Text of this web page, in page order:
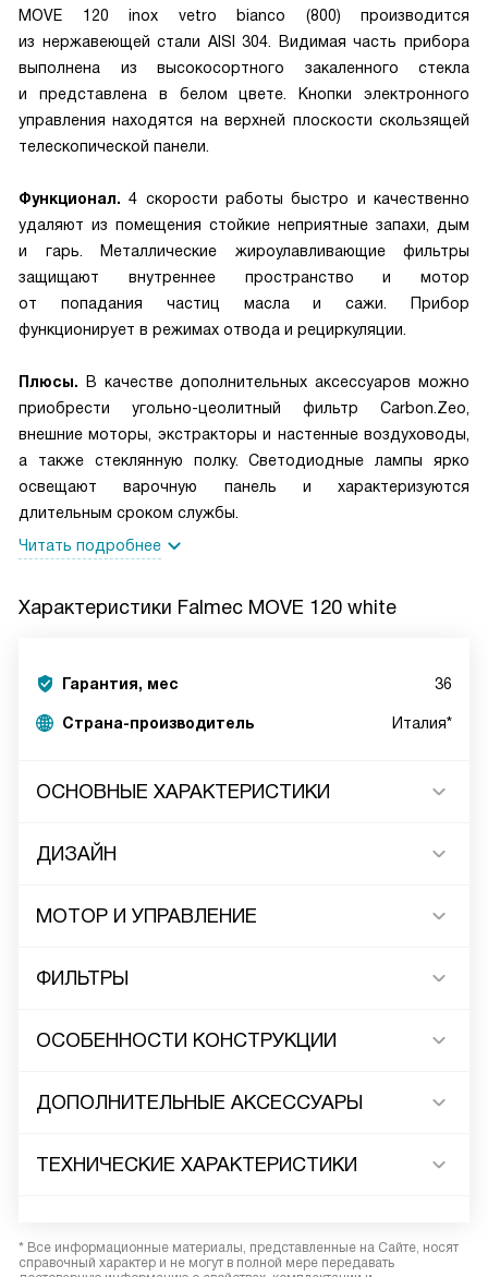
MOVE 120 inox vetro bianco (800) производится
из нержавеющей стали AISI 304. Видимая часть прибора
выполнена из высокосортного закаленного стекла
и представлена в белом цвете. Кнопки электронного
управления находятся на верхней плоскости скользящей
телескопической панели.
Функционал. 4 скорости работы быстро и качественно
удаляют из помещения стойкие неприятные запахи, дым
и гарь. Металлические жироулавливающие фильтры
защищают внутреннее пространство и мотор
от попадания частиц масла и сажи. Прибор
функционирует в режимах отвода и рециркуляции.
Плюсы. В качестве дополнительных аксессуаров можно
приобрести угольно-цеолитный фильтр Carbon.Zeo,
внешние моторы, экстракторы и настенные воздуховоды,
а также стеклянную полку. Светодиодные лампы ярко
освещают варочную панель и характеризуются
длительным сроком службы.
Читать подробнее
Характеристики Falmec MOVE 120 white
Гарантия, мес 36
Страна-производитель Италия*
ОСНОВНЫЕ ХАРАКТЕРИСТИКИ
ДИЗАЙН
МОТОР И УПРАВЛЕНИЕ
ФИЛЬТРЫ
ОСОБЕННОСТИ КОНСТРУКЦИИ
ДОПОЛНИТЕЛЬНЫЕ АКСЕССУАРЫ
ТЕХНИЧЕСКИЕ ХАРАКТЕРИСТИКИ
* Все информационные материалы, представленные на Сайте, носят
справочный характер и не могут в полной мере передавать